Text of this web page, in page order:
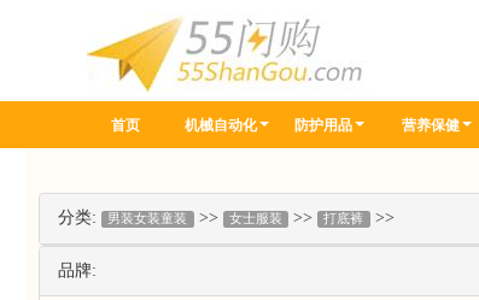
首页 机械自动化 防护用品 营养保健
分类: 男装女装童装 >> 女士服装 >> 打底裤 >>
品牌: